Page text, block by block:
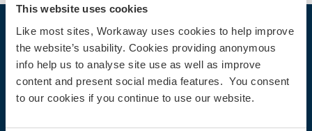
This website uses cookies
Like most sites, Workaway uses cookies to help improve
the website’s usability. Cookies providing anonymous
info help us to analyse site use as well as improve
content and present social media features. You consent
to our cookies if you continue to use our website.
Trouver un hôte
Informations pour les hôtes
Informations pour les workawayers